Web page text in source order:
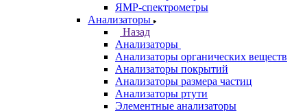
Масс спектрометры
Оптико-эмиссионные спектрометры
Портативные
рентгенофлуоресцентные анализаторы
Приставки к спектрометрам
Рамановские спектрометры
Расходные материалы
Рентгенофлуоресцентные
спектрометры